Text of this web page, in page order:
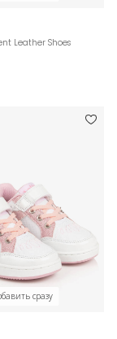
Leather Shoes
сразу